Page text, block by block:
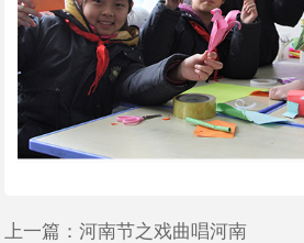
上一篇：河南节之戏曲唱河南